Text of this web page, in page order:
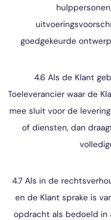
goedgekeurde
4.6 Als de Klant
Toeleverancier waar de
mee sluit voor de
of diensten, dan
4.7 Als in de
en de Klant sprake is
opdracht als bedoeld in